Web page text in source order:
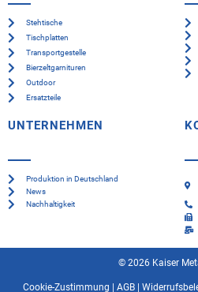
Stehtische
Tischplatten
Transportgestelle
Bierzeltgarnituren
Outdoor
Ersatzteile
UNTERNEHMEN
Produktion in Deutschland
News
Nachhaltigkeit
© 2026 Kaiser
Cookie-Zustimmung AGB|